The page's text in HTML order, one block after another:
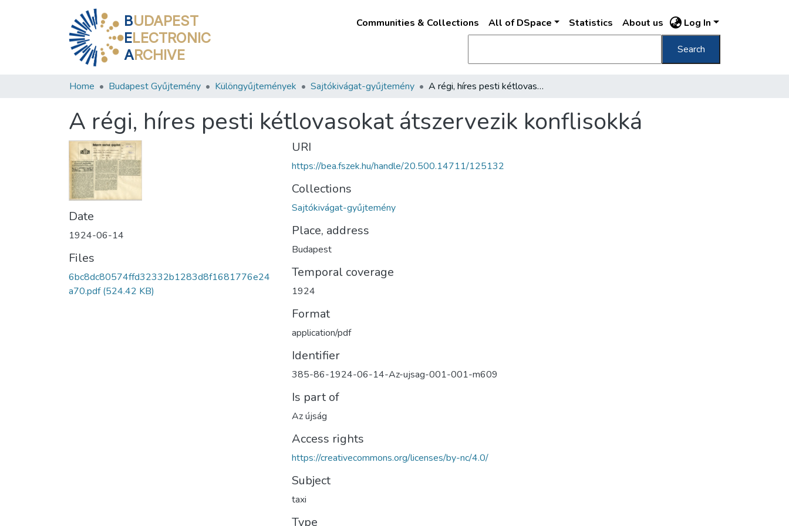
BUDAPEST
ELECTRONIC
ARCHIVE
Communities & Collections All of DSpace Statistics About us Log In
Search
Home Budapest Gyűjtemény Különgyűjtemények Sajtókivágat-gyűjtemény A régi, híres pesti kétlovasokat átszervezik konflisokká
A régi, híres pesti kétlovasokat átszervezik konflisokká
Date
1924-06-14
Files
6bc8dc80574ffd32332b1283d8f1681776e24
a70.pdf(524.42 KB)
URI
https://bea.fszek.hu/handle/20.500.14711/125132
Collections
Sajtókivágat-gyűjtemény
Place, address
Budapest
Temporal coverage
1924
Format
application/pdf
Identifier
385-86-1924-06-14-Az-ujsag-001-001-m609
Is part of
Az újság
Access rights
https://creativecommons.org/licenses/by-nc/4.0/
Subject
taxi
Type